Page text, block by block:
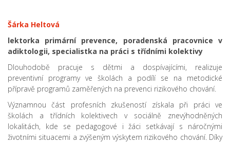
Šárka Heltová
lektorka primární prevence, poradenská pracovnice v
adiktologii, specialistka na práci s třídními kolektivy
Dlouhodobě pracuje s dětmi a dospívajícími, realizuje
preventivní programy ve školách a podílí se na metodické
přípravě programů zaměřených na prevenci rizikového chování.
Významnou část profesních zkušeností získala při práci ve
školách a třídních kolektivech v sociálně znevýhodněných
lokalitách, kde se pedagogové i žáci setkávají s náročnými
životními situacemi a zvýšeným výskytem rizikového chování. Díky